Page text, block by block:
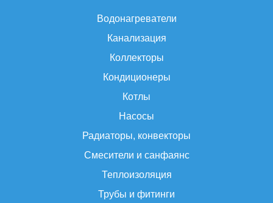
Водонагреватели
Канализация
Коллекторы
Кондиционеры
Котлы
Насосы
Радиаторы, конвекторы
Смесители и санфаянс
Теплоизоляция
Трубы и фитинги